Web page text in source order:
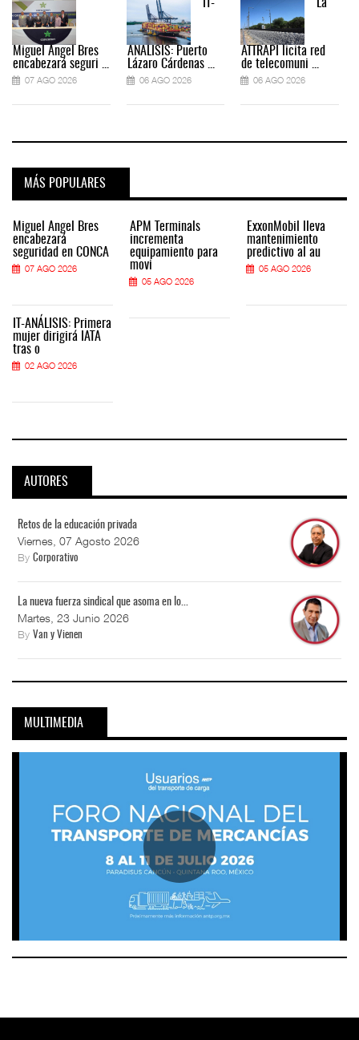
Miguel Ángel Bres
encabezará seguri ...
07 AGO 2026
IT-
ANÁLISIS: Puerto
Lázaro Cárdenas ...
06 AGO 2026
La
ATTRAPI licita red
de telecomuni ...
06 AGO 2026
MÁS POPULARES
Miguel Ángel Bres
encabezará
seguridad en CONCA
07 AGO 2026
IT-ANÁLISIS: Primera
mujer dirigirá IATA
tras o
02 AGO 2026
APM Terminals
incrementa
equipamiento para
movi
05 AGO 2026
ExxonMobil lleva
mantenimiento
predictivo al au
05 AGO 2026
AUTORES
Retos de la educación privada
Viernes, 07 Agosto 2026
By Corporativo
La nueva fuerza sindical que asoma en lo...
Martes, 23 Junio 2026
By Van y Vienen
MULTIMEDIA